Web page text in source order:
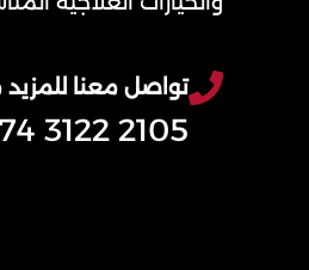
تواصل معنا
2105 3122 974+